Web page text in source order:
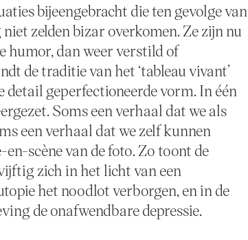
bijeengebracht die ten gevolge van
zelden bizar overkomen. Ze zijn nu
humor, dan weer verstild of
de traditie van het ‘tableau vivant’
detail geperfectioneerde vorm. In één
Soms een verhaal dat we als
een verhaal dat we zelf kunnen
scène van de foto. Zo toont de
zich in het licht van een
het noodlot verborgen, en in de
de onafwendbare depressie.